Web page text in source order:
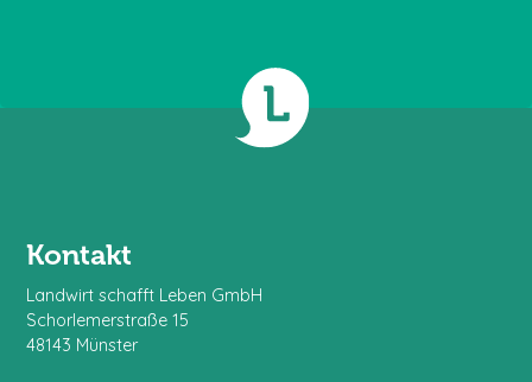
Kontakt
Landwirt schafft Leben GmbH
Schorlemerstraße 15
48143 Münster